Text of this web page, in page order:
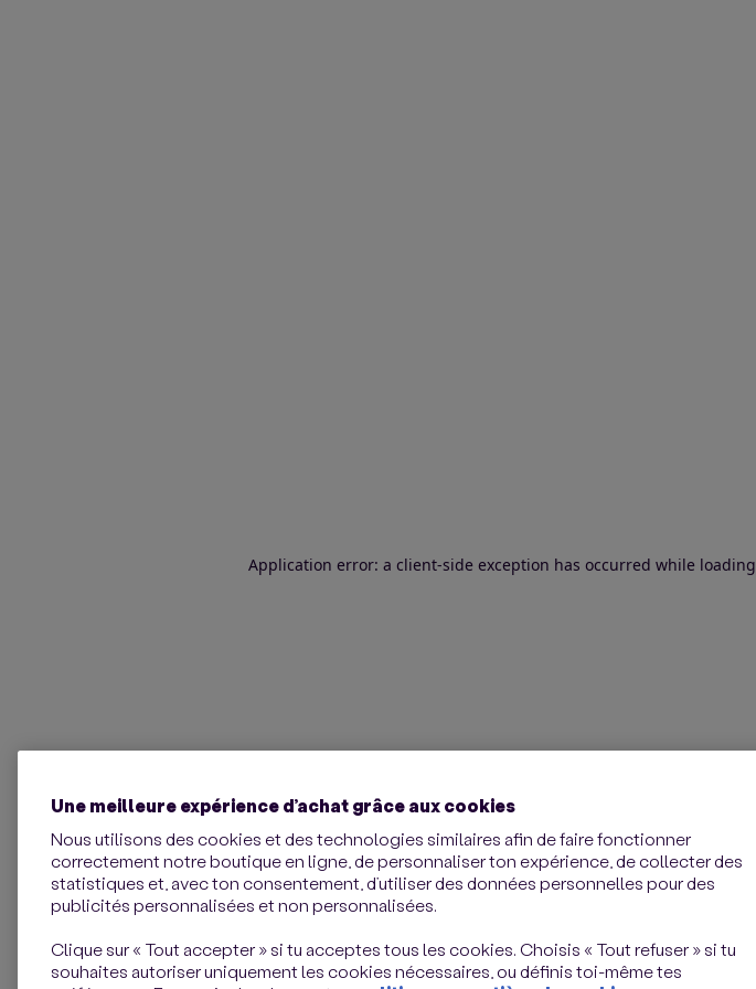
Application error: a client-side exception has occurred while loading
Une meilleure expérience d’achat grâce aux cookies
Nous utilisons des cookies et des technologies similaires afin de faire fonctionner
correctement notre boutique en ligne, de personnaliser ton expérience, de collecter des
statistiques et, avec ton consentement, d’utiliser des données personnelles pour des
publicités personnalisées et non personnalisées.
Clique sur « Tout accepter » si tu acceptes tous les cookies. Choisis « Tout refuser » si tu
souhaites autoriser uniquement les cookies nécessaires, ou définis toi-même tes